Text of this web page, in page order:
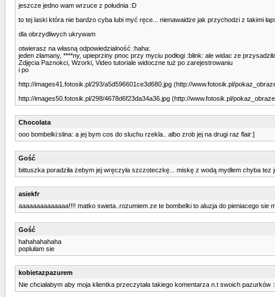
jeszcze jedno wam wrzuce z południa :D
to tej laski która nie bardzo cyba lubi myć ręce... nienawaidze jak przychodzi z takimi
dla obrzydliwych ukrywam
otwierasz na własną odpowiedzialność :haha:
jeden złamany, ****ny, upieprziny pnoc przy myciu podłogi :blink: ale widac ze
Zdjęcia Paznokci, Wzorki, Video tutoriale widoczne tuż po zarejestrowaniu
i po
http://images41.fotosik.pl/293/a5d596601ce3d680.jpg (http://www.fotosik.pl/
http://images50.fotosik.pl/298/4678d6f23da34a36.jpg (http://www.fotosik.pl/
Chocolata
ooo bombelki:slina: a jej bym cos do sluchu rzekla.. albo zrob jej na drugi raz flair:]
Gość
bittuszka poradziła żebym jej wręczyła szczoteczkę... miskę z wodą mydłem chyba tez
asiekfr
aaaaaaaaaaaaaa!!!! matko swieta..rozumiem ze te bombelki to aluzja do pieniacego sie
Gość
hahahahahaha
poplułam sie
kobietazpazurem
Nie chciałabym aby moja klientka przeczytała takiego komentarza n.t swoich pazurków